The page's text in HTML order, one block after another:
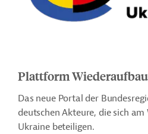
Plattform
Das neue Portal der
deutschen Akteure, die sich
Ukraine beteiligen.